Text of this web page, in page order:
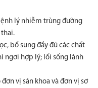
lý nhiễm trùng đường
bổ sung đầy đủ các chất
ngơi hợp lý; lối sống lành
vị sản khoa và đơn vị sơ